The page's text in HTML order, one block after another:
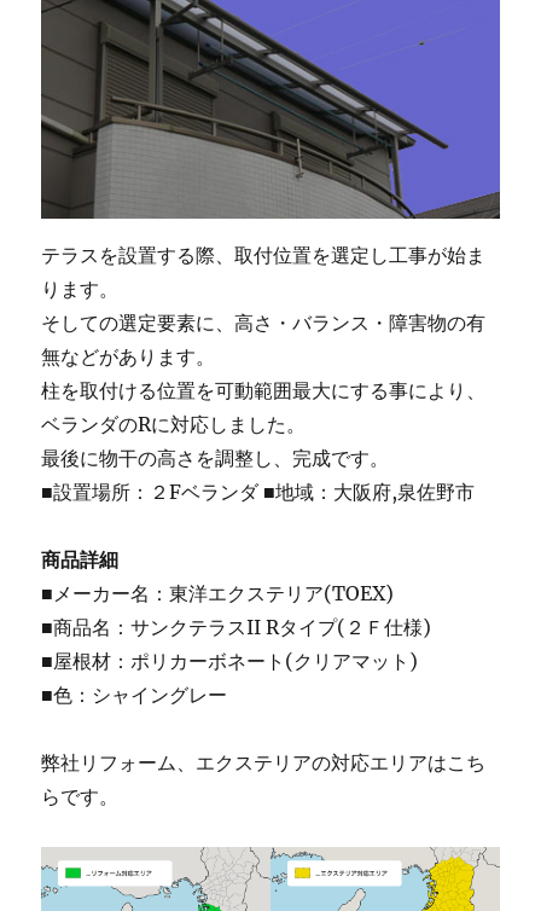
テラスを設置する際、取付位置を選定し工事が始ま
ります。
そしての選定要素に、高さ・バランス・障害物の有
無などがあります。
柱を取付ける位置を可動範囲最大にする事により、
ベランダのRに対応しました。
最後に物干の高さを調整し、完成です。
■設置場所：２Fベランダ ■地域：大阪府,泉佐野市
商品詳細
■メーカー名：東洋エクステリア(TOEX)
■商品名：サンクテラスII Rタイプ(２Ｆ仕様)
■屋根材：ポリカーボネート(クリアマット)
■色：シャイングレー
弊社リフォーム、エクステリアの対応エリアはこち
らです。